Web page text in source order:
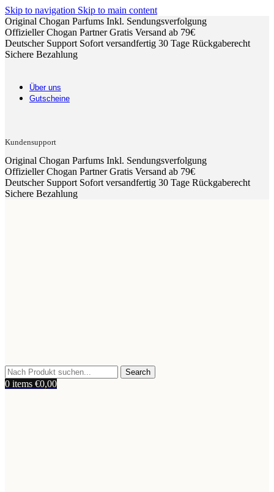
Skip to navigation Skip to main content
Original Chogan Parfums Inkl. Sendungsverfolgung
Offizieller Chogan PartnerGratis Versand ab 79€
Deutscher Support Sofort versandfertig 30 Tage Rückgaberecht
Sichere Bezahlung
Über uns
Gutscheine
Kundensupport
Original Chogan Parfums Inkl. Sendungsverfolgung
Offizieller Chogan PartnerGratis Versand ab 79€
Deutscher Support Sofort versandfertig 30 Tage Rückgaberecht
Sichere Bezahlung
Search
0 items €0,00